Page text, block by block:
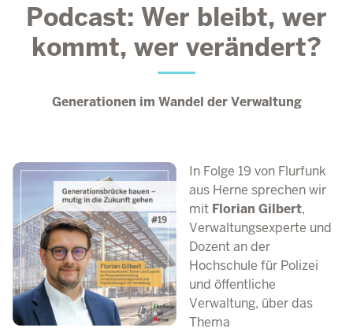
Podcast: Wer bleibt, wer
kommt, wer verändert?
Generationen im Wandel der Verwaltung
In Folge 19 von Flurfunk
aus Herne sprechen wir
mit Florian Gilbert,
Verwaltungsexperte und
Dozent an der
Hochschule für Polizei
und öffentliche
Verwaltung, über das
Thema